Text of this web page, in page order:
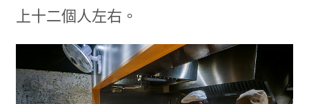
上十二個人左右。